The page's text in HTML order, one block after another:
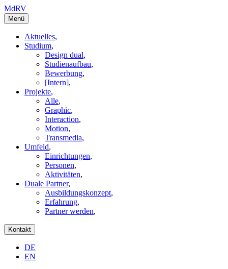
MdRV
Menü
Aktuelles,
Studium,
Design dual,
Studienaufbau,
Bewerbung,
[Intern],
Projekte,
Alle,
Graphic,
Interaction,
Motion,
Transmedia,
Umfeld,
Einrichtungen,
Personen,
Aktivitäten,
Duale Partner,
Ausbildungskonzept,
Erfahrung,
Partner werden,
Kontakt
DE
EN